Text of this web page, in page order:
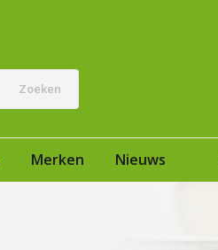
Zoeken
Merken Nieuws